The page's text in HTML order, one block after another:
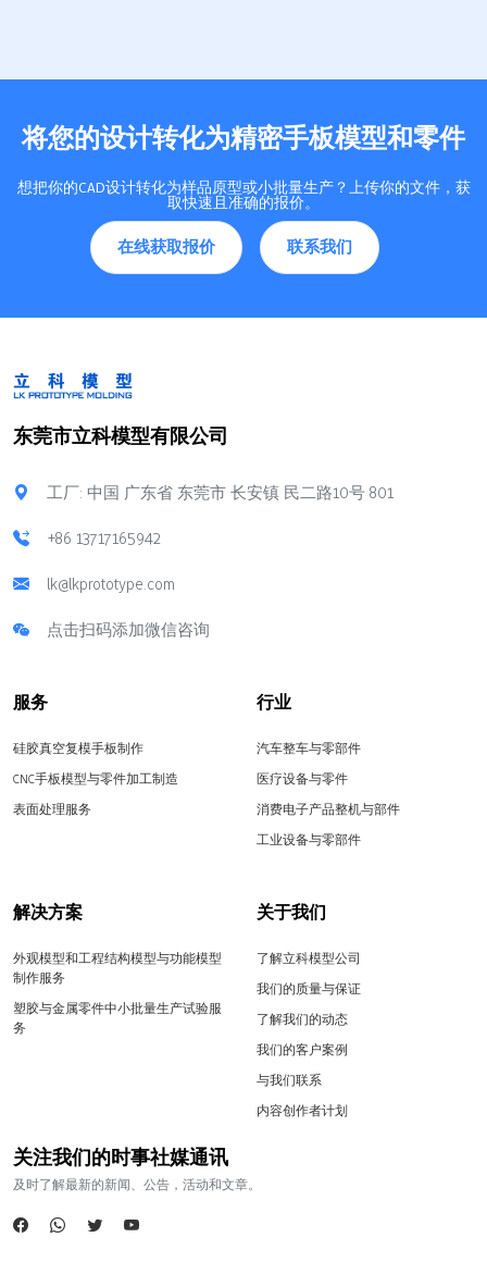
将您的设计转化为精密手板模型和零件
想把你的CAD设计转化为样品原型或小批量生产？上传你的文件，获
取快速且准确的报价。
在线获取报价 联系我们
东莞市立科模型有限公司
工厂: 中国 广东省 东莞市 长安镇 民二路10号 801
+86 13717165942
lk@lkprototype.com
点击扫码添加微信咨询
服务
硅胶真空复模手板制作
CNC手板模型与零件加工制造
表面处理服务
行业
汽车整车与零部件
医疗设备与零件
消费电子产品整机与部件
工业设备与零部件
解决方案
外观模型和工程结构模型与功能模型
制作服务
塑胶与金属零件中小批量生产试验服
务
关于我们
了解立科模型公司
我们的质量与保证
了解我们的动态
我们的客户案例
与我们联系
内容创作者计划
关注我们的时事社媒通讯
及时了解最新的新闻、公告，活动和文章。